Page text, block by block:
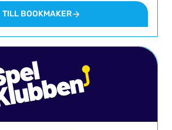
TILL BOOKMAKER